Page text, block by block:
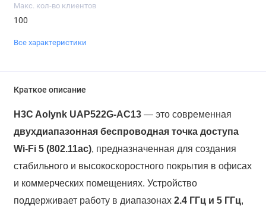
Макс. кол-во клиентов
100
Все характеристики
Краткое описание
H3C Aolynk UAP522G-AC13— это современная
двухдиапазонная беспроводная точка доступа
Wi-Fi 5 (802.11ac), предназначенная для создания
стабильного и высокоскоростного покрытия в офисах
и коммерческих помещениях. Устройство
поддерживает работу в диапазонах 2.4 ГГц и 5 ГГц,